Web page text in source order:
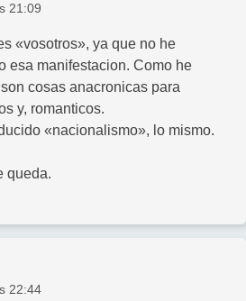
21:09
«vosotros», ya que no he
esa manifestacion. Como he
cosas anacronicas para
y, romanticos.
«nacionalismo», lo mismo.
queda.
22:44